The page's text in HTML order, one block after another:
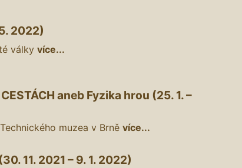
2022)
války více...
aneb Fyzika hrou (25. 1. –
muzea v Brně více...
11. 2021 – 9. 1. 2022)